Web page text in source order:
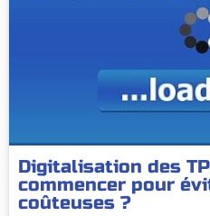
Digitalisation des
commencer pour
coûteuses ?